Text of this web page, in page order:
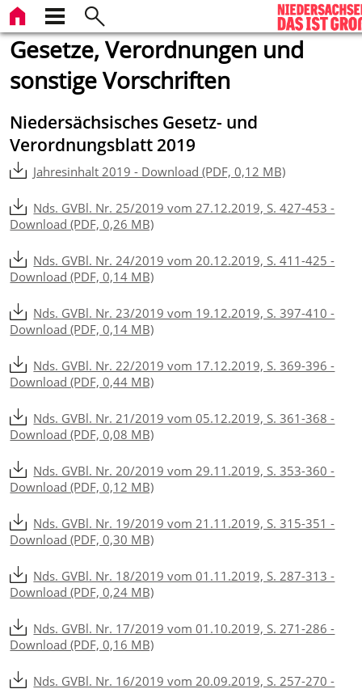
Gesetze, Verordnungen und
sonstige Vorschriften
Niedersächsisches Gesetz- und
Verordnungsblatt 2019
Jahresinhalt 2019 - Download (PDF, 0,12 MB)
Nds. GVBl. Nr. 25/2019 vom 27.12.2019, S. 427-453 -
Download (PDF, 0,26 MB)
Nds. GVBl. Nr. 24/2019 vom 20.12.2019, S. 411-425 -
Download (PDF, 0,14 MB)
Nds. GVBl. Nr. 23/2019 vom 19.12.2019, S. 397-410 -
Download (PDF, 0,14 MB)
Nds. GVBl. Nr. 22/2019 vom 17.12.2019, S. 369-396 -
Download (PDF, 0,44 MB)
Nds. GVBl. Nr. 21/2019 vom 05.12.2019, S. 361-368 -
Download (PDF, 0,08 MB)
Nds. GVBl. Nr. 20/2019 vom 29.11.2019, S. 353-360 -
Download (PDF, 0,12 MB)
Nds. GVBl. Nr. 19/2019 vom 21.11.2019, S. 315-351 -
Download (PDF, 0,30 MB)
Nds. GVBl. Nr. 18/2019 vom 01.11.2019, S. 287-313 -
Download (PDF, 0,24 MB)
Nds. GVBl. Nr. 17/2019 vom 01.10.2019, S. 271-286 -
Download (PDF, 0,16 MB)
Nds. GVBl. Nr. 16/2019 vom 20.09.2019, S. 257-270 -